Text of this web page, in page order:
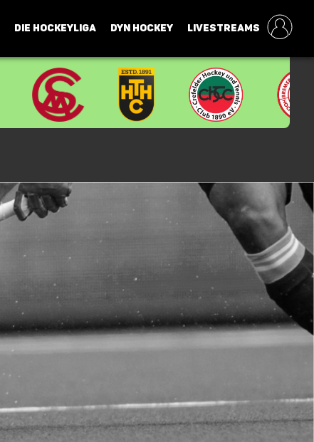
DIE HOCKEYLIGA DYN HOCKEY LIVESTREAMS